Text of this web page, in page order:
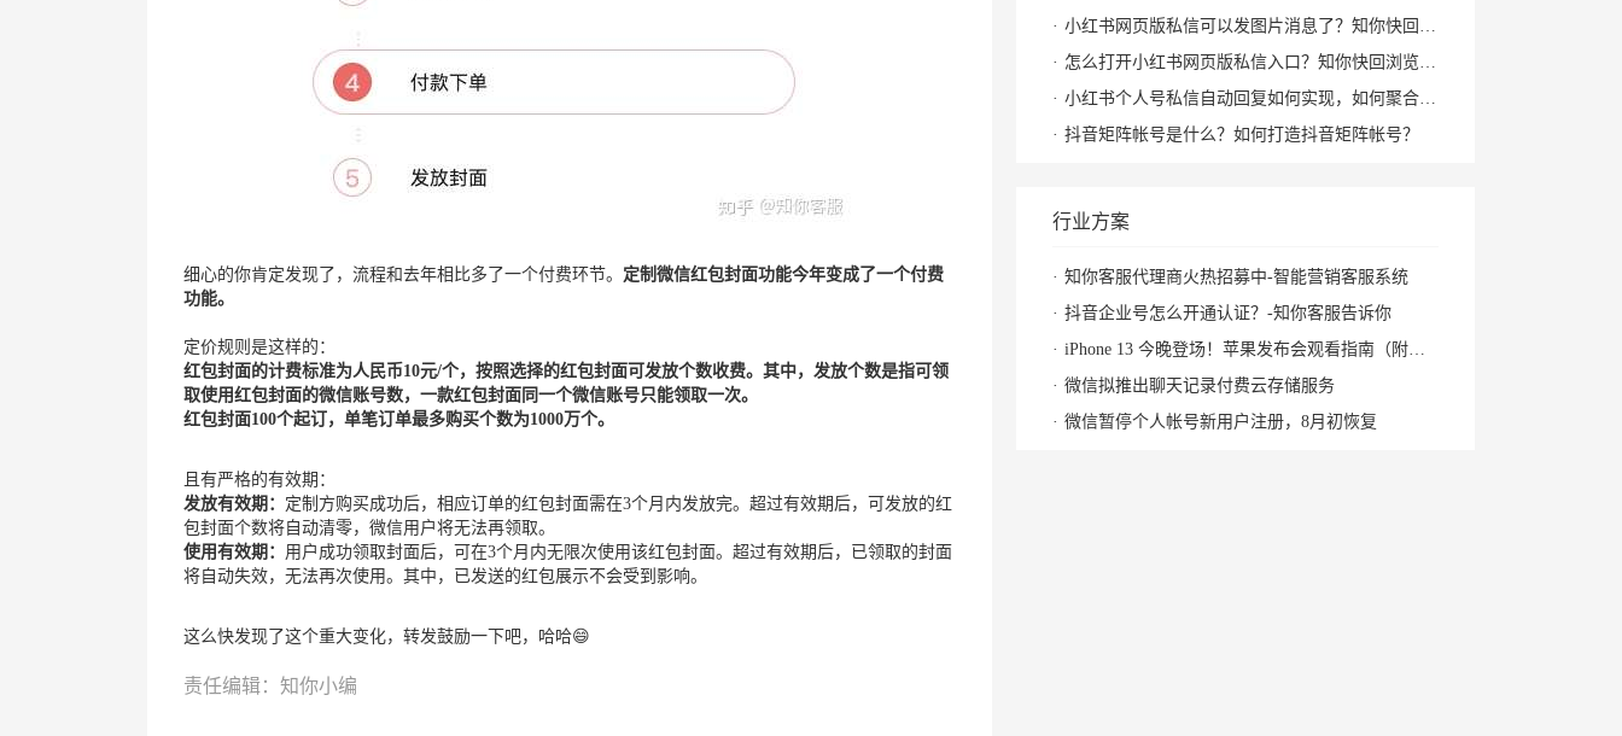
细心的你肯定发现了，流程和去年相比多了一个付费环节。 定制微信红包封面功能今年变成了一个付费
功能。
定价规则是这样的：
红包封面的计费标准为人民币10元/个，按照选择的红包封面可发放个数收费。其中，发放个数是指可领
取使用红包封面的微信账号数，一款红包封面同一个微信账号只能领取一次。
红包封面100个起订，单笔订单最多购买个数为1000万个。
且有严格的有效期：
发放有效期： 定制方购买成功后，相应订单的红包封面需在3个月内发放完。超过有效期后，可发放的红
包封面个数将自动清零，微信用户将无法再领取。
使用有效期： 用户成功领取封面后，可在3个月内无限次使用该红包封面。超过有效期后，已领取的封面
将自动失效，无法再次使用。其中，已发送的红包展示不会受到影响。
这么快发现了这个重大变化，转发鼓励一下吧，哈哈😄
责任编辑：知你小编
小红书网页版私信可以发图片消息了？知你快回插件支持多种形式图片发送和AI自动回复
怎么打开小红书网页版私信入口？知你快回浏览器插件帮你打开小红书私信AI回复及快捷回复
小红书个人号私信自动回复如何实现，如何聚合回复小红书私信及群消息？知你客服来解决
抖音矩阵帐号是什么？如何打造抖音矩阵帐号？
行业方案
知你客服代理商火热招募中-智能营销客服系统
抖音企业号怎么开通认证？-知你客服告诉你
iPhone 13 今晚登场！苹果发布会观看指南（附直播入口）
微信拟推出聊天记录付费云存储服务
微信暂停个人帐号新用户注册，8月初恢复